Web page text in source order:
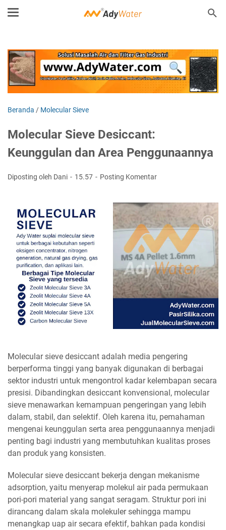
Beranda / Molecular Sieve
Molecular Sieve Desiccant:
Keunggulan dan Area Penggunaannya
Diposting oleh Dani 15.57 Posting Komentar
Molecular sieve desiccant adalah media pengering
berperforma tinggi yang banyak digunakan di berbagai
sektor industri untuk mengontrol kadar kelembapan secara
presisi. Dibandingkan desiccant konvensional, molecular
sieve menawarkan kemampuan pengeringan yang lebih
dalam, stabil, dan selektif. Oleh karena itu, pemahaman
mengenai keunggulan serta area penggunaannya menjadi
penting bagi industri yang membutuhkan kualitas proses
dan produk yang konsisten.
Molecular sieve desiccant bekerja dengan mekanisme
adsorption, yaitu menyerap molekul air pada permukaan
pori-pori material yang sangat seragam. Struktur pori ini
dirancang dalam skala molekuler sehingga mampu
menangkap uap air secara efektif, bahkan pada kondisi